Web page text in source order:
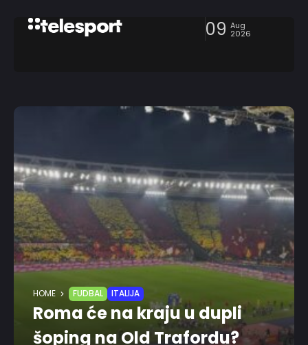
09 Aug
2026
HOME FUDBAL ITALIJA
Roma će na kraju u dupli
šoping na Old Trafordu?